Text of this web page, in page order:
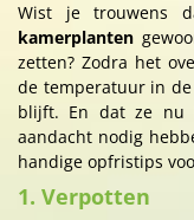
Wist je trouwens
kamerplanten
zetten? Zodra het
de temperatuur in de
blijft. En dat ze nu
aandacht nodig
handige opfristips
1. Verpotten